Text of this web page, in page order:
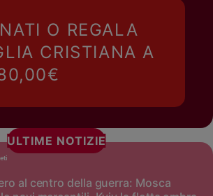
O REGALA
CRISTIANA A
ULTIME NOTIZIE
al centro della guerra: Mosca